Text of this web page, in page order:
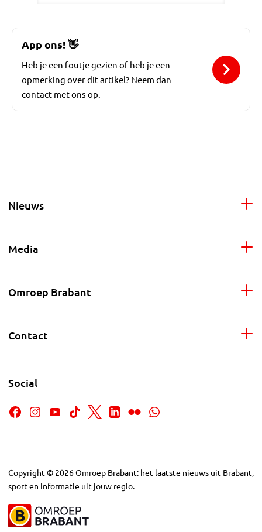
App ons!👋
Heb je een foutje gezien of heb je een
opmerking over dit artikel? Neem dan
contact met ons op.
Nieuws
Media
Omroep Brabant
Contact
Social
Copyright © 2026Omroep Brabant: het laatste nieuws uit Brabant,
sport en informatie uit jouw regio.